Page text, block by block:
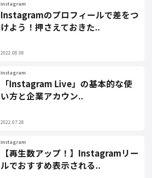
Instagram
Instagramのプロフィールで差をつ
けよう！押さえておきた..
2022.08.08
Instagram
「Instagram Live」の基本的な使
い方と企業アカウン..
2022.07.28
Instagram
【再生数アップ！】Instagramリー
ルでおすすめ表示される..